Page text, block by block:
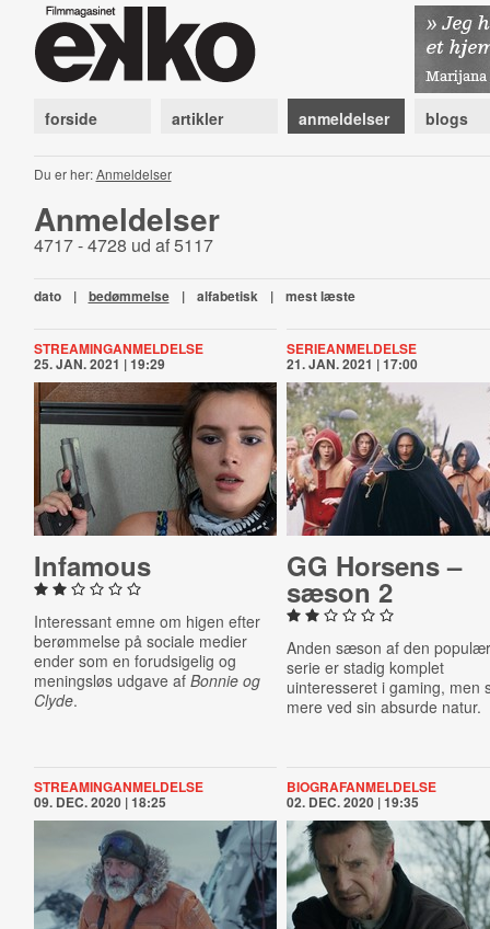
forside artikler anmeldelser blogs
Du er her:Anmeldelser
Anmeldelser
4717 - 4728 ud af 5117
dato | bedømmelse | alfabetisk | mest læste
STREAMINGANMELDELSE
25. JAN. 2021 | 19:29
Infamous
Interessant emne om higen efter
berømmelse på sociale medier
ender som en forudsigelig og
meningsløs udgave af Bonnie og
Clyde.
SERIEANMELDELSE
21. JAN. 2021 | 17:00
GG Horsens –
sæson 2
Anden sæson af den
serie er stadig komplet
uinteresseret i gaming, men
mere ved sin absurde natur.
STREAMINGANMELDELSE
09. DEC. 2020 | 18:25
BIOGRAFANMELDELSE
02. DEC. 2020 | 19:35